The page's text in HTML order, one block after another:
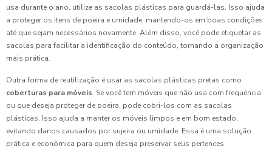
usa durante o ano, utilize as sacolas plásticas para guardá-las. Isso ajuda
a proteger os itens de poeira e umidade, mantendo-os em boas condições
até que sejam necessários novamente. Além disso, você pode etiquetar as
sacolas para facilitar a identificação do conteúdo, tornando a organização
mais prática.
Outra forma de reutilização é usar as sacolas plásticas pretas como
coberturas para móveis. Se você tem móveis que não usa com frequência
ou que deseja proteger de poeira, pode cobri-los com as sacolas
plásticas. Isso ajuda a manter os móveis limpos e em bom estado,
evitando danos causados por sujeira ou umidade. Essa é uma solução
prática e econômica para quem deseja preservar seus pertences.